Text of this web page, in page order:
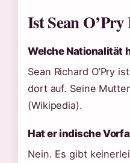
Ist Sean
Welche Nationalität
Sean Richard O’Pry
dort auf. Seine
(Wikipedia).
Hat er indische
Nein. Es gibt